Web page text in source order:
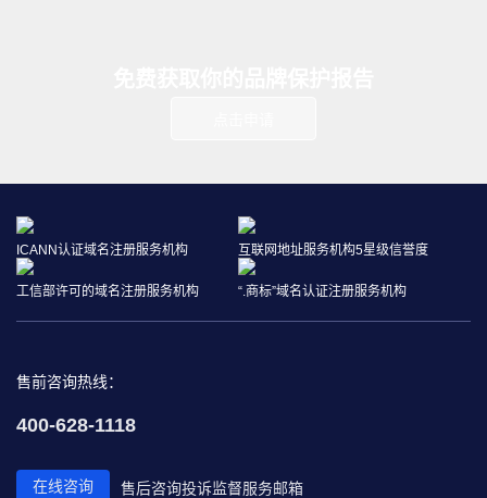
ICANN认证域名注册服务机构 互联网地址服务机构5星级信誉度
工信部许可的域名注册服务机构 “.商标”域名认证注册服务机构
售前咨询热线：
400-628-1118
在线咨询 售后咨询投诉监督服务邮箱